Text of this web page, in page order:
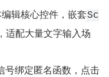
辑核心控件，嵌套Sc
适配大量文字输入场
号绑定匿名函数，点击